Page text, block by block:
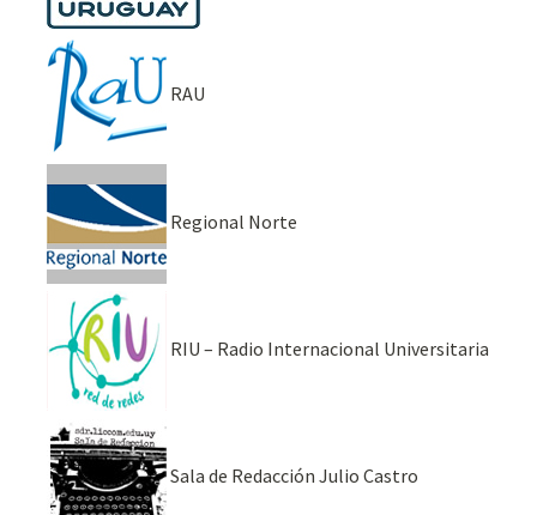
RAU
Regional Norte
RIU – Radio Internacional Universitaria
Sala de Redacción Julio Castro